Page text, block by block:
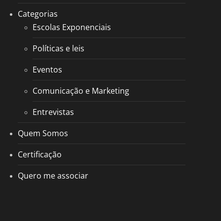
Categorias
Escolas Exponenciais
Políticas e leis
Eventos
Comunicação e Marketing
Entrevistas
Quem Somos
Certificação
Quero me associar